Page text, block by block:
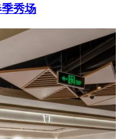
秀场